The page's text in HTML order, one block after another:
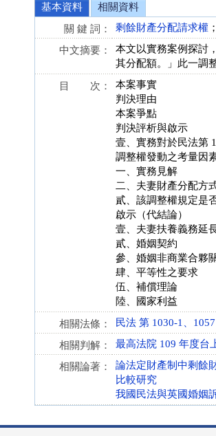
基本資料
相關資料
關 鍵 詞：
剩餘財產分配請求權 ；
中文摘要：
本文以實務案例探討
其分配額。」此一調
目 次：
本案事實
判決理由
本案爭點
判決評析與啟示
壹、實務對於民法第
調整權發動之考量因
一、實務見解
二、夫妻財產分配方
貳、該調整權規定是
啟示（代結論）
壹、夫妻扶養義務延
貳、婚姻契約
參、婚姻非商業合夥
肆、平等性之要求
伍、補償理論
陸、國家利益
相關法條： 民法 第 1030-1、
相關判解： 最高法院 109 年度台
相關論著：
論法定財產制中剩餘
比較研究
我國民法與英國婚姻